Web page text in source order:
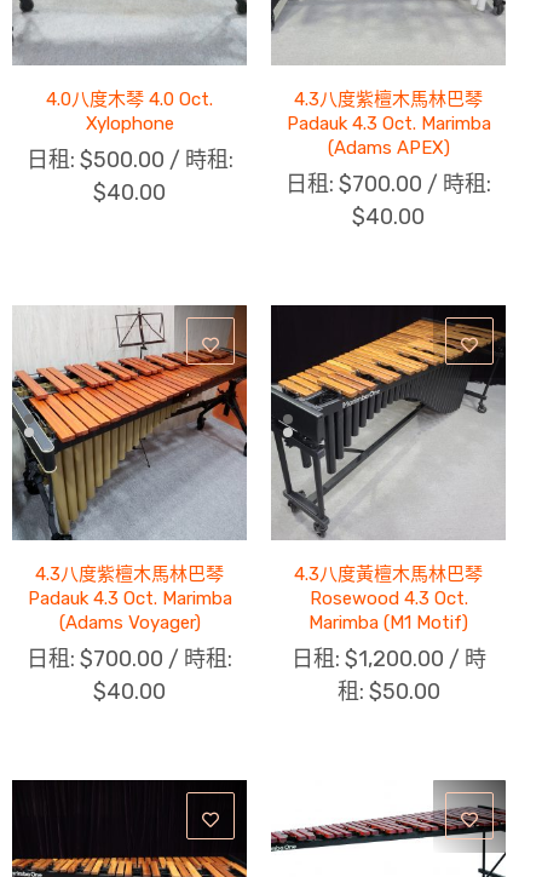
4.0八度木琴 4.0 Oct.
Xylophone
日租: $500.00 / 時租:
$40.00
4.3八度紫檀木馬林巴琴
Padauk 4.3 Oct. Marimba
(Adams APEX)
日租: $700.00 / 時租:
$40.00
4.3八度紫檀木馬林巴琴
Padauk 4.3 Oct. Marimba
(Adams Voyager)
日租: $700.00 / 時租:
$40.00
4.3八度黃檀木馬林巴琴
Rosewood 4.3 Oct.
Marimba (M1 Motif)
日租: $1,200.00 / 時
租: $50.00